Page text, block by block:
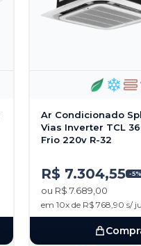
Ar Condicionado
Vias Inverter TCL
Frio 220v R-32
R$ 7.304,55 -
ou R$ 7.689,00
em 10x de R$ 768,90 s/